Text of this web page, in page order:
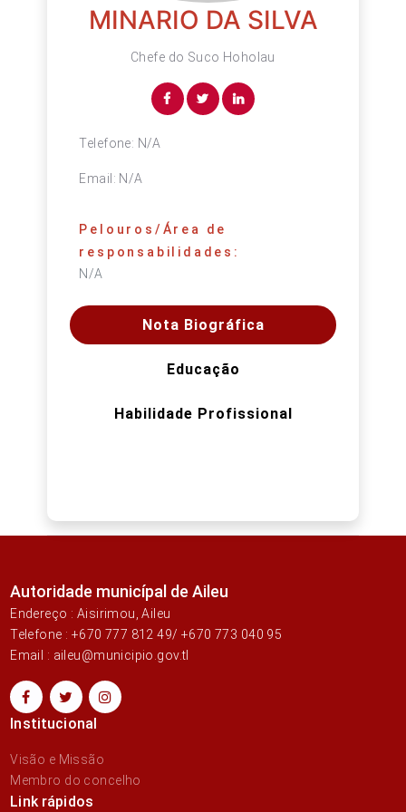
MINARIO DA SILVA
Chefe do Suco Hoholau
Telefone: N/A
Email: N/A
Pelouros/Área de
responsabilidades:
N/A
Nota Biográfica
Educação
Habilidade Profissional
Autoridade municípal de Aileu
Endereço : Aisirimou, Aileu
Telefone : +670 777 812 49/ +670 773 040 95
Email : aileu@municipio.gov.tl
Institucional
Visão e Missão
Membro do concelho
Link rápidos